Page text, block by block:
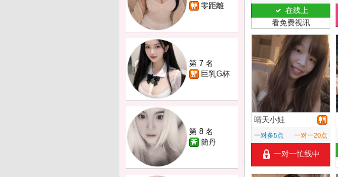
零距離
第 7 名
巨乳G杯
第 8 名
簡丹
在线上
看免费视讯
晴天小娃
一对多5点 一对一20点
一对一忙线中